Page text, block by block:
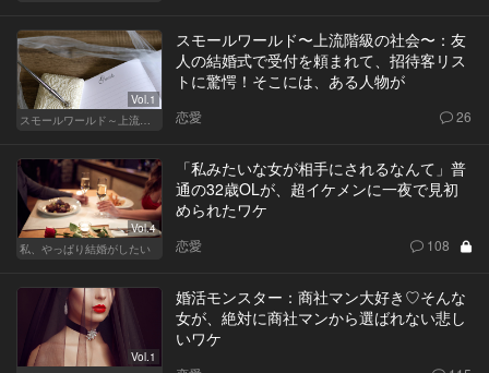
Vol.1
スモールワールド～上流階級の社会～
スモールワールド〜上流階級の社会〜：友
人の結婚式で受付を頼まれて、招待客リス
トに驚愕！そこには、ある人物が
恋愛 26
Vol.4
私、やっぱり結婚がしたい
「私みたいな女が相手にされるなんて」普
通の32歳OLが、超イケメンに一夜で見初
められたワケ
恋愛 108
Vol.1
婚活モンスター：商社マン大好き♡そんな
女が、絶対に商社マンから選ばれない悲し
いワケ